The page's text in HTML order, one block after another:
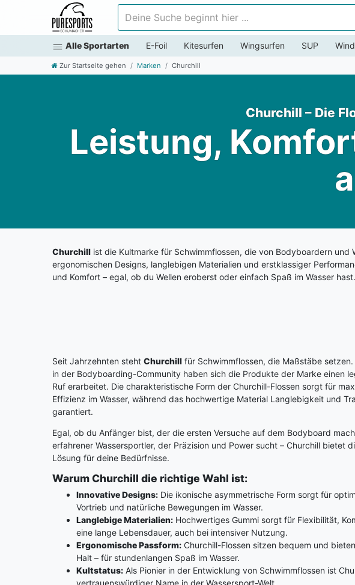
Alle Sportarten E-Foil Kitesurfen Wingsurfen SUP
Zur Startseite gehen Marken Churchill
Churchill – Die
Leistung,
Churchill ist die Kultmarke für Schwimmflossen, die von Bodyboardern
ergonomischen Designs, langlebigen Materialien und erstklassiger
und Komfort – egal, ob du Wellen eroberst oder einfach Spaß im Wasser hast.
Seit Jahrzehnten steht Churchill für Schwimmflossen, die Maßstäbe setzen.
in der Bodyboarding-Community haben sich die Produkte der Marke einen
Ruf erarbeitet. Die charakteristische Form der Churchill-Flossen sorgt für
Effizienz im Wasser, während das hochwertige Material Langlebigkeit und
garantiert.
Egal, ob du Anfänger bist, der die ersten Versuche auf dem Bodyboard
erfahrener Wassersportler, der Präzision und Power sucht – Churchill bietet
Lösung für deine Bedürfnisse.
Warum Churchill die richtige Wahl ist:
Innovative Designs: Die ikonische asymmetrische Form sorgt für
Vortrieb und natürliche Bewegungen im Wasser.
Langlebige Materialien: Hochwertiges Gummi sorgt für Flexibilität,
eine lange Lebensdauer, auch bei intensiver Nutzung.
Ergonomische Passform: Churchill-Flossen sitzen bequem und
Halt – für stundenlangen Spaß im Wasser.
Kultstatus: Als Pionier in der Entwicklung von Schwimmflossen ist
vertrauenswürdiger Name in der Wassersport-Welt.